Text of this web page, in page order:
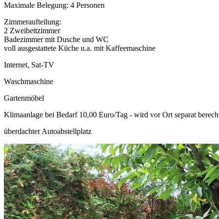
Maximale Belegung: 4 Personen
Zimmeraufteilung:
2 Zweibettzimmer
Badezimmer mit Dusche und WC
voll ausgestattete Küche u.a. mit Kaffeemaschine
Internet, Sat-TV
Waschmaschine
Gartenmöbel
Klimaanlage bei Bedarf 10,00 Euro/Tag - wird vor Ort separat
überdachter Autoabstellplatz